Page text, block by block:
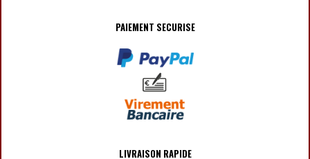
PAIEMENT SECURISE
LIVRAISON RAPIDE